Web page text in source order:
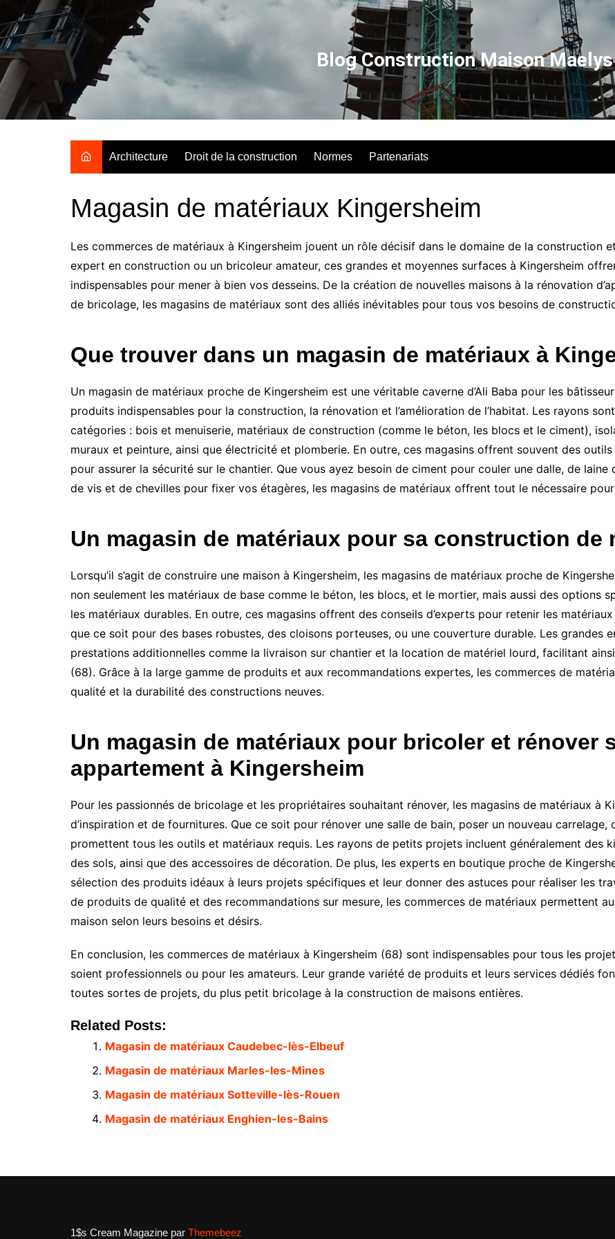
au
contenu
Blog Construction Maison Maelys
Architecture Droit de la construction Normes Partenariats
Magasin de matériaux Kingersheim
Les commerces de matériaux à Kingersheim jouent un rôle décisif dans le domaine de la construction
expert en construction ou un bricoleur amateur, ces grandes et moyennes surfaces à Kingersheim
indispensables pour mener à bien vos desseins. De la création de nouvelles maisons à la rénovation
de bricolage, les magasins de matériaux sont des alliés inévitables pour tous vos besoins de
Que trouver dans un magasin de matériaux à
Un magasin de matériaux proche de Kingersheim est une véritable caverne d’Ali Baba pour les
produits indispensables pour la construction, la rénovation et l’amélioration de l’habitat. Les rayons
catégories : bois et menuiserie, matériaux de construction (comme le béton, les blocs et le ciment),
muraux et peinture, ainsi que électricité et plomberie. En outre, ces magasins offrent souvent des
pour assurer la sécurité sur le chantier. Que vous ayez besoin de ciment pour couler une dalle, de
de vis et de chevilles pour fixer vos étagères, les magasins de matériaux offrent tout le nécessaire
Un magasin de matériaux pour sa construction de
Lorsqu’il s’agit de construire une maison à Kingersheim, les magasins de matériaux proche de
non seulement les matériaux de base comme le béton, les blocs, et le mortier, mais aussi des options
les matériaux durables. En outre, ces magasins offrent des conseils d’experts pour retenir les
que ce soit pour des bases robustes, des cloisons porteuses, ou une couverture durable. Les grandes
prestations additionnelles comme la livraison sur chantier et la location de matériel lourd, facilitant
(68). Grâce à la large gamme de produits et aux recommandations expertes, les commerces de
qualité et la durabilité des constructions neuves.
Un magasin de matériaux pour bricoler et rénover
appartement à Kingersheim
Pour les passionnés de bricolage et les propriétaires souhaitant rénover, les magasins de matériaux à
d’inspiration et de fournitures. Que ce soit pour rénover une salle de bain, poser un nouveau carrelage,
promettent tous les outils et matériaux requis. Les rayons de petits projets incluent généralement des
des sols, ainsi que des accessoires de décoration. De plus, les experts en boutique proche de
sélection des produits idéaux à leurs projets spécifiques et leur donner des astuces pour réaliser les
de produits de qualité et des recommandations sur mesure, les commerces de matériaux permettent
maison selon leurs besoins et désirs.
En conclusion, les commerces de matériaux à Kingersheim (68) sont indispensables pour tous les
soient professionnels ou pour les amateurs. Leur grande variété de produits et leurs services dédiés
toutes sortes de projets, du plus petit bricolage à la construction de maisons entières.
Related Posts:
Magasin de matériaux Caudebec-lès-Elbeuf
Magasin de matériaux Marles-les-Mines
Magasin de matériaux Sotteville-lès-Rouen
Magasin de matériaux Enghien-les-Bains
1$s Cream Magazine par Themebeez